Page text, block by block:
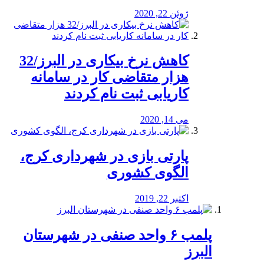
ژوئن 22, 2020
کاهش نرخ بیکاری در البرز/32
هزار متقاضی کار در سامانه
کاریابی ثبت نام کردند
می 14, 2020
پارتی بازی در شهرداری کرج،
الگوی کشوری
اکتبر 22, 2019
پلمب ۶ واحد صنفی در شهرستان
البرز